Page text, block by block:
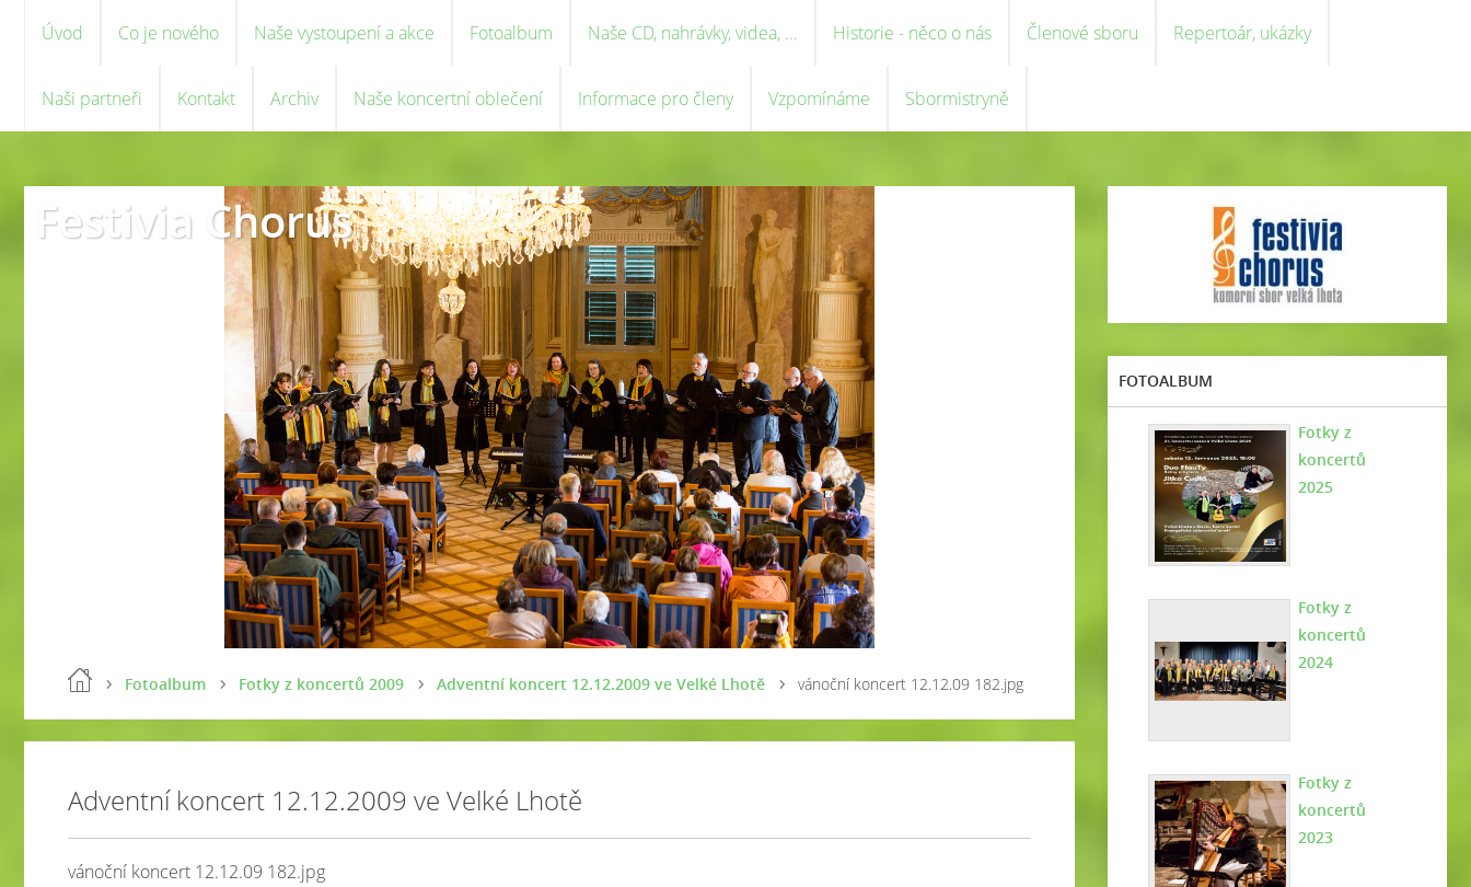
Úvod Co je nového Naše vystoupení a akce Fotoalbum Naše CD, nahrávky, videa, ... Historie - něco o nás Členové sboru Repertoár, ukázky
Naši partneři Kontakt Archiv Naše koncertní oblečení Informace pro členy Vzpomínáme Sbormistryně
Festivia Chorus
Fotoalbum Fotky z koncertů 2009 Adventní koncert 12.12.2009 ve Velké Lhotě vánoční koncert 12.12.09 182.jpg
Adventní koncert 12.12.2009 ve Velké Lhotě
vánoční koncert 12.12.09 182.jpg
FOTOALBUM
Fotky z
koncertů
2025
Fotky z
koncertů
2024
Fotky z
koncertů
2023